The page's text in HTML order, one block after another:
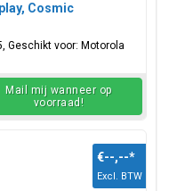
Cosmic
Geschikt voor: Motorola
Mail mij wanneer op
voorraad!
€--,--*
Excl. BTW